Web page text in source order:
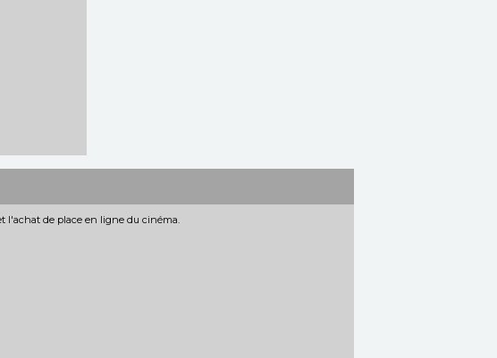
l'achat de place en ligne du cinéma.